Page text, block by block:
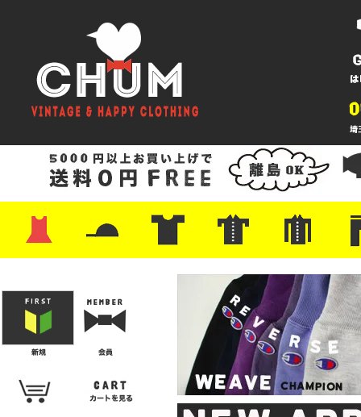
・レザーシューズ/スニーカー
・プリントTシャツ
・バンド/ツアー
・キャラクター
・Nike/adidas/スポーツ
・チャンピオン
・サーフ/スケート
・ボーダー/総柄/無地
・フットボール/リンガー
・タンクトップ/NBA・ポロシャツ
・半袖シャツ
・アロハ/サーフ/ボーリング
・ラルフ/ブランド
・無地/チェック/ストラ
・ワーク/ミリタリー/ウ
・ネル/ウール ・ショ
・アウ
・ジー
・
・ミリ
・コー
・コッ
・オー
・ジャ
ン